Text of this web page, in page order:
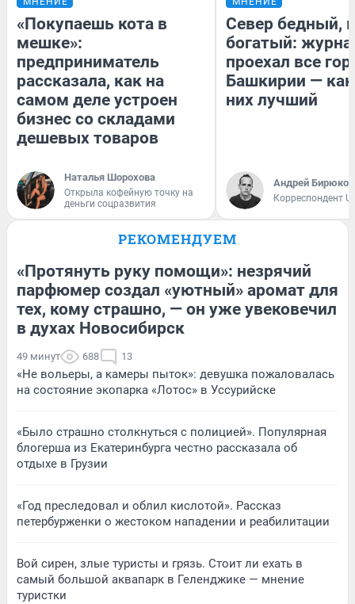
«Покупаешь кота в
мешке»:
предприниматель
рассказала, как на
самом деле устроен
бизнес со складами
дешевых товаров
Наталья Шорохова
Открыла кофейную точку на
деньги соцразвития
Север бедный,
богатый:
проехал все
Башкирии —
них лучший
Андрей Бирюков
Корреспондент
РЕКОМЕНДУЕМ
«Протянуть руку помощи»: незрячий
парфюмер создал «уютный» аромат для
тех, кому страшно, — он уже увековечил
в духах Новосибирск
49 минут 688 13
«Не вольеры, а камеры пыток»: девушка пожаловалась
на состояние экопарка «Лотос» в Уссурийске
«Было страшно столкнуться с полицией». Популярная
блогерша из Екатеринбурга честно рассказала об
отдыхе в Грузии
«Год преследовал и облил кислотой». Рассказ
петербурженки о жестоком нападении и реабилитации
Вой сирен, злые туристы и грязь. Стоит ли ехать в
самый большой аквапарк в Геленджике — мнение
туристки